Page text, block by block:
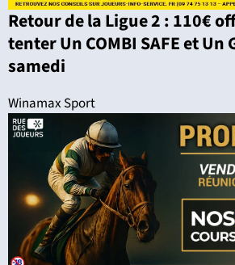
Retour de la Ligue 2 : 110€
tenter Un COMBI SAFE et Un
samedi
Winamax Sport